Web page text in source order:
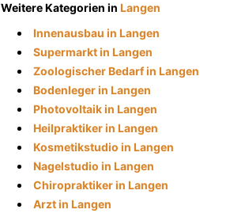
Weitere Kategorien in Langen
Innenausbau in Langen
Supermarkt in Langen
Zoologischer Bedarf in Langen
Bodenleger in Langen
Photovoltaik in Langen
Heilpraktiker in Langen
Kosmetikstudio in Langen
Nagelstudio in Langen
Chiropraktiker in Langen
Arzt in Langen